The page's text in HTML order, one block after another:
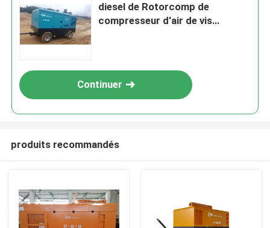
diesel de Rotorcomp de
compresseur d'air de vis
Continuer
produits recommandés